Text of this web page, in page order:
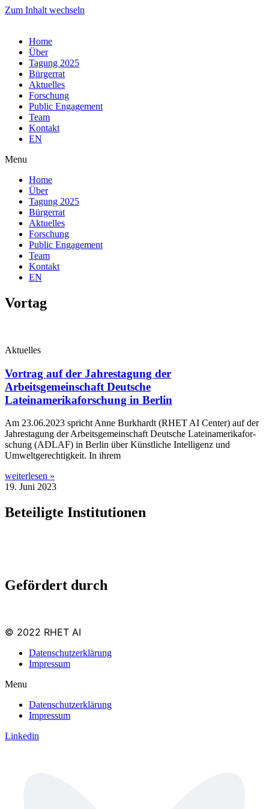
Zum Inhalt wechseln
Home
Über
Tagung 2025
Bürgerrat
Aktuelles
Forschung
Public Engagement
Team
Kontakt
EN
Menu
Home
Über
Tagung 2025
Bürgerrat
Aktuelles
Forschung
Public Engagement
Team
Kontakt
EN
Vortag
Aktuelles
Vortrag auf der Jahrestagung der
Arbeitsgemeinschaft Deutsche
Lateinamerikaforschung in Berlin
Am 23.06.2023 spricht Anne Burk­hardt (RHET AI Cen­ter) auf der
Jah­res­ta­gung der Arbeits­ge­mein­schaft Deut­sche Latein­ame­ri­ka­for­
schung (ADLAF) in Ber­lin über Künst­li­che Intel­li­genz und
Umwelt­ge­rech­tig­keit. In ihrem
weiterlesen »
19. Juni 2023
Beteiligte Institutionen
Gefördert durch
© 2022 RHET AI
Datenschutzerklärung
Impressum
Menu
Datenschutzerklärung
Impressum
Linkedin